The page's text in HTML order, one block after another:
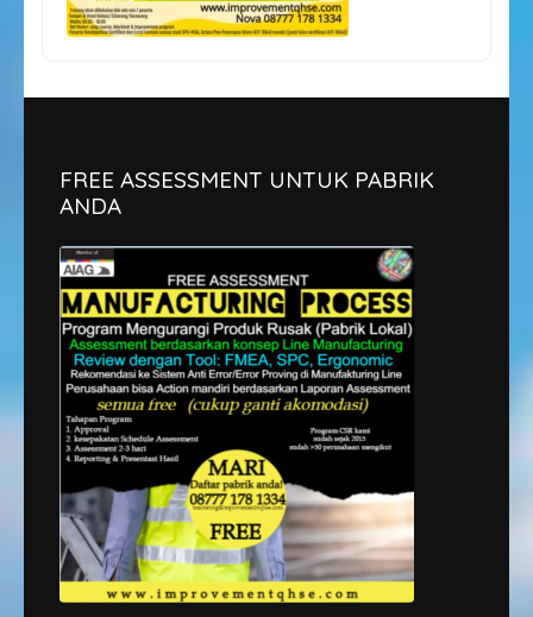
FREE ASSESSMENT UNTUK PABRIK
ANDA